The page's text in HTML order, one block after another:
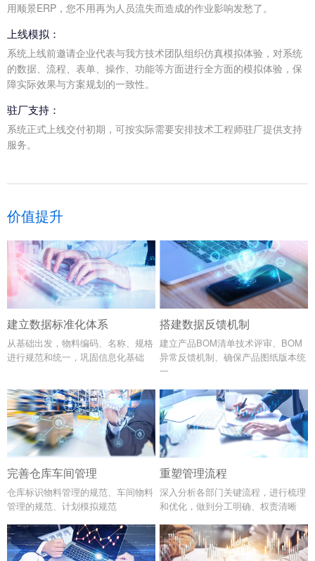
用顺景ERP，您不用再为人员流失而造成的作业影响发愁了。
上线模拟：
系统上线前邀请企业代表与我方技术团队组织仿真模拟体验，对系统
的数据、流程、表单、操作、功能等方面进行全方面的模拟体验，保
障实际效果与方案规划的一致性。
驻厂支持：
系统正式上线交付初期，可按实际需要安排技术工程师驻厂提供支持
服务。
价值提升
建立数据标准化体系
从基础出发，物料编码、名称、规格
进行规范和统一，巩固信息化基础
搭建数据反馈机制
建立产品BOM清单技术评审、BOM
异常反馈机制、确保产品图纸版本统
一
完善仓库车间管理
仓库标识物料管理的规范、车间物料
管理的规范、计划模拟规范
重塑管理流程
深入分析各部门关键流程，进行梳理
和优化，做到分工明确、权责清晰